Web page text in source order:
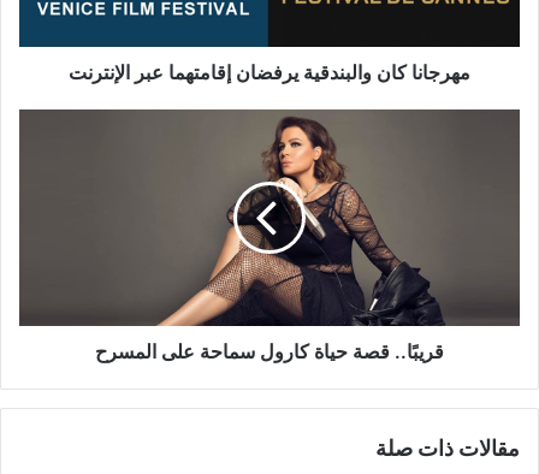
مهرجانا كان والبندقية يرفضان إقامتهما عبر الإنترنت
قريبًا.. قصة حياة كارول سماحة على المسرح
مقالات ذات صلة